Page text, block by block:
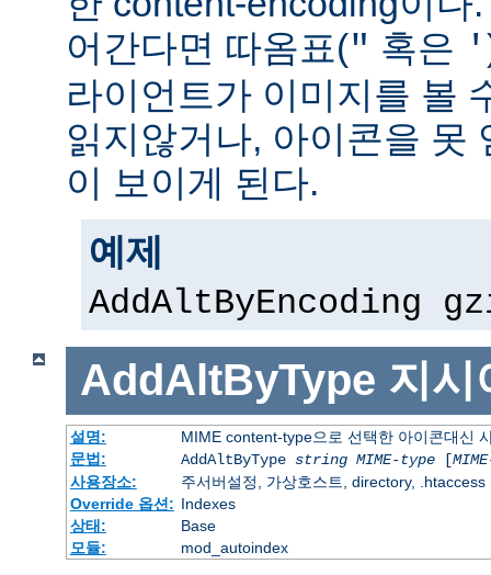
어간다면 따옴표(" 혹은 '
라이언트가 이미지를 볼
읽지않거나, 아이콘을 못
이 보이게 된다.
예제
AddAltByEncoding
AddAltByType 지시
설명:
MIME content-type으로 선택한 아이콘대신
문법:
AddAltByType string MIME-type[
사용장소:
주서버설정, 가상호스트, directory, .htaccess
Override 옵션: Indexes
상태:
Base
모듈:
mod_autoindex